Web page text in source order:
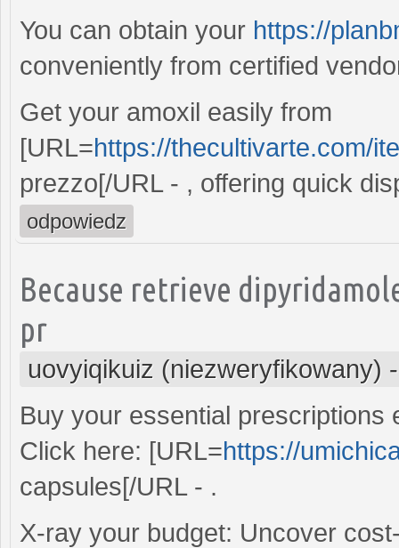
You can obtain your https://
conveniently from certified
Get your amoxil easily from
[URL=https://thecultivarte.com/
prezzo[/URL - , offering quick
odpowiedz
Because retrieve
pr
uovyiqikuiz (niezweryfikowany)
Buy your essential prescriptions
Click here: [URL=https://
capsules[/URL - .
X-ray your budget: Uncover